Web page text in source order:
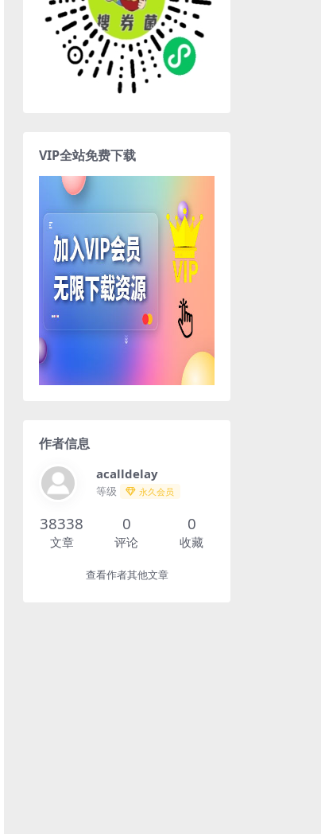
VIP全站免费下载
作者信息
acalldelay
等级 永久会员
38338
文章
0
评论
0
收藏
查看作者其他文章